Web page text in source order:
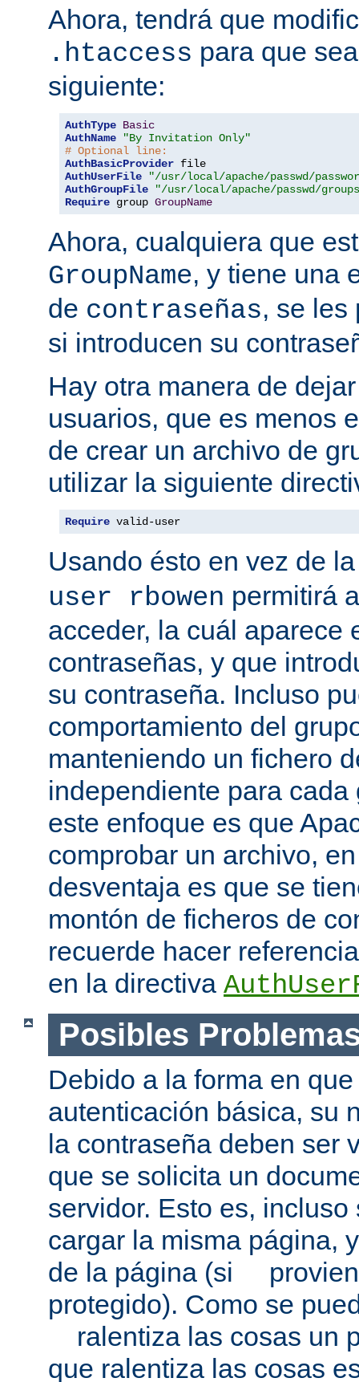
Ahora, tendrá que
.htaccess para que
siguiente:
AuthType Basic
AuthName
"By Invitation Only"
# Optional line:
AuthBasicProvider
AuthUserFile
"/usr/local/apache/passwd/
AuthGroupFile
"/usr/local/apache/passwd/
Require group GroupName
Ahora, cualquiera que
GroupName, y tiene una
de contraseñas, se les
si introducen su
Hay otra manera de
usuarios, que es menos
de crear un archivo de
utilizar la siguiente
Require valid-user
Usando ésto en vez de
user rbowen permitirá
acceder, la cuál aparece
contraseñas, y que
su contraseña. Incluso
comportamiento del
manteniendo un fichero
independiente para
este enfoque es que
comprobar un archivo,
desventaja es que se
montón de ficheros de
recuerde hacer
en la directiva
Posibles
Debido a la forma en
autenticación básica, su
la contraseña deben ser
que se solicita un
servidor. Esto es,
cargar la misma página,
de la página (si
protegido). Como se
ralentiza las cosas un
que ralentiza las cosas